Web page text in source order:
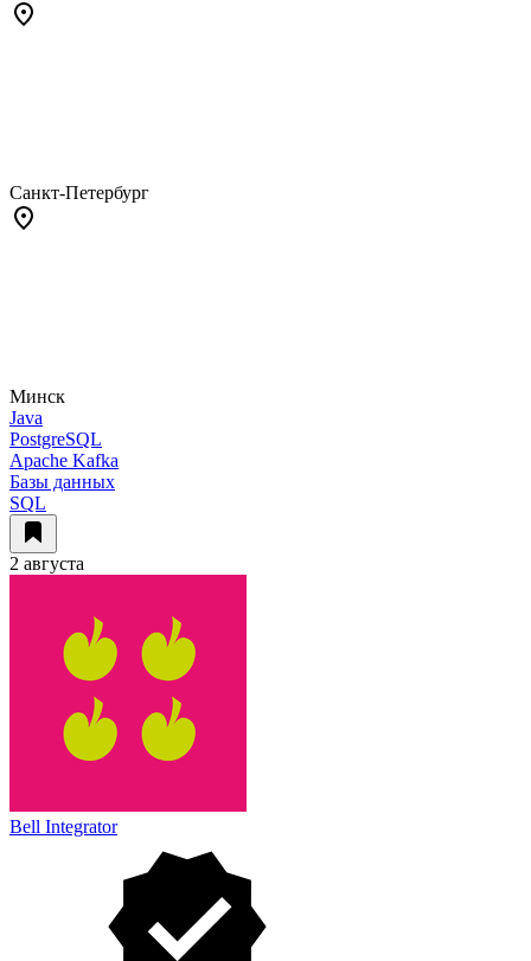
Санкт-Петербург
Минск
Java
PostgreSQL
Apache Kafka
Базы данных
SQL
2 августа
Bell Integrator